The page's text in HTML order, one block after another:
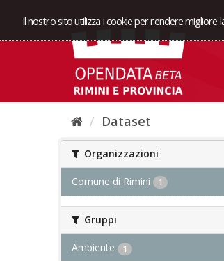
Il nostro sito utilizza i cookie per rendere migliore
Dataset
Organizzazioni
Comune di Rimini 1
Gruppi
Ambiente 1